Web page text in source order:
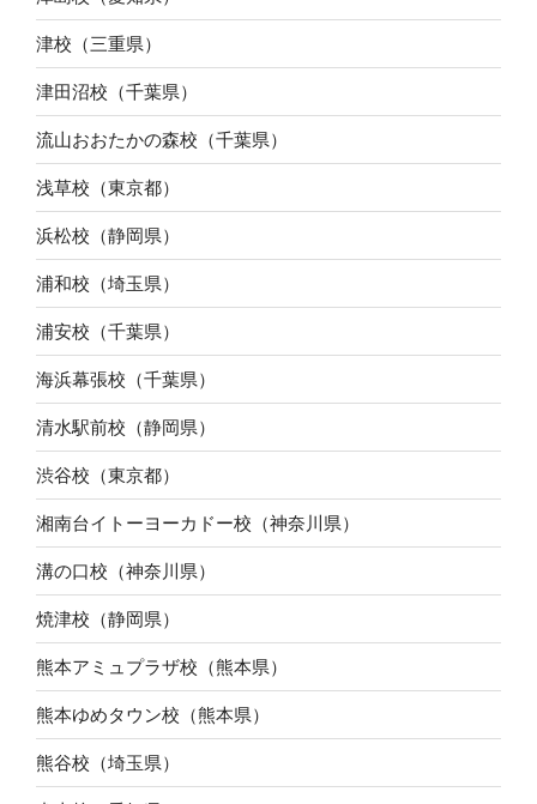
津校（三重県）
津田沼校（千葉県）
流山おおたかの森校（千葉県）
浅草校（東京都）
浜松校（静岡県）
浦和校（埼玉県）
浦安校（千葉県）
海浜幕張校（千葉県）
清水駅前校（静岡県）
渋谷校（東京都）
湘南台イトーヨーカドー校（神奈川県）
溝の口校（神奈川県）
焼津校（静岡県）
熊本アミュプラザ校（熊本県）
熊本ゆめタウン校（熊本県）
熊谷校（埼玉県）